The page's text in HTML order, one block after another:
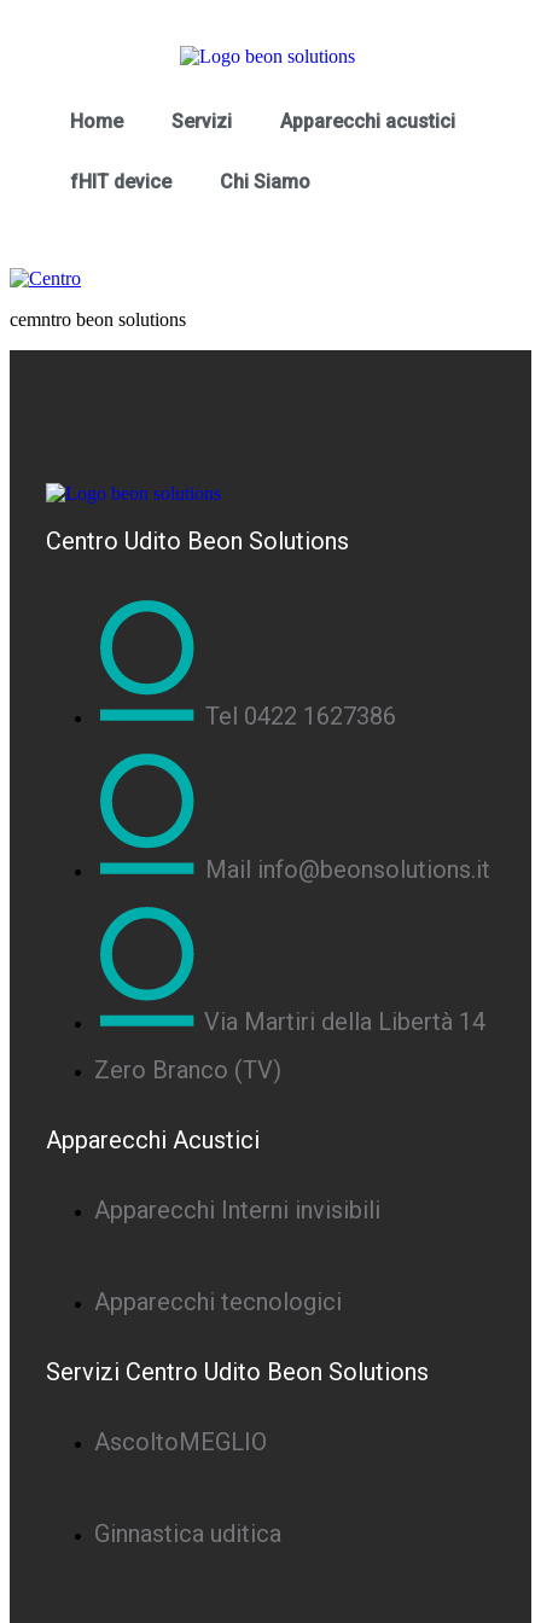
Home Servizi Apparecchi acustici
fHIT device Chi Siamo
cemntro beon solutions
Centro Udito Beon Solutions
Tel 0422 1627386
Mail info@beonsolutions.it
Via Martiri della Libertà 14
Zero Branco (TV)
Apparecchi Acustici
Apparecchi Interni invisibili
Apparecchi tecnologici
Servizi Centro Udito Beon Solutions
AscoltoMEGLIO
Ginnastica uditica